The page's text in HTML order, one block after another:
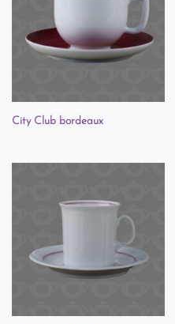
City Club bordeaux